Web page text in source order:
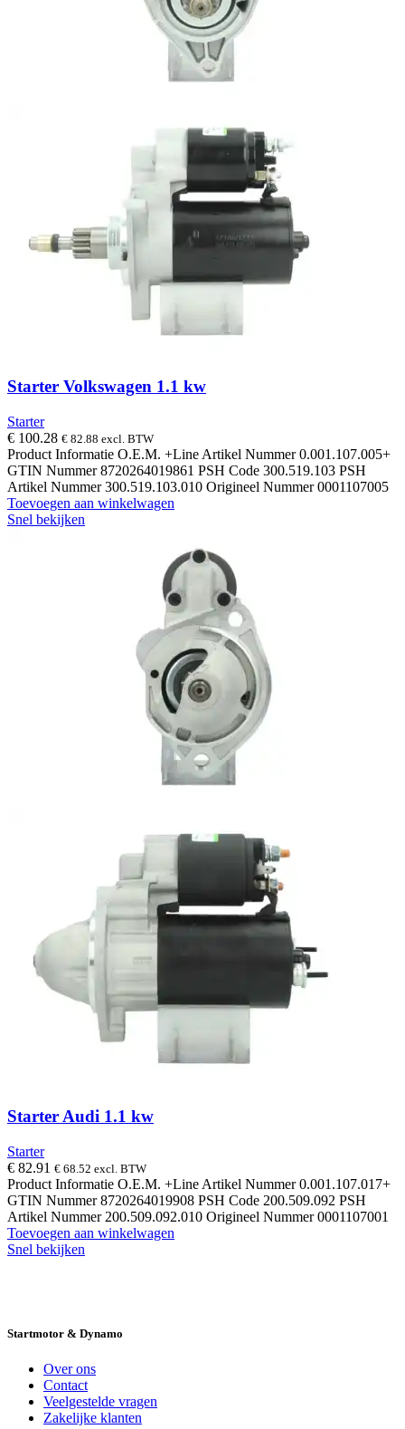
Starter Volkswagen 1.1 kw
Starter
€ 100.28 € 82.88 excl. BTW
Product Informatie O.E.M. +Line Artikel Nummer 0.001.107.005+
GTIN Nummer 8720264019861 PSH Code 300.519.103 PSH
Artikel Nummer 300.519.103.010 Origineel Nummer 0001107005
Toevoegen aan winkelwagen
Snel bekijken
Starter Audi 1.1 kw
Starter
€ 82.91 € 68.52 excl. BTW
Product Informatie O.E.M. +Line Artikel Nummer 0.001.107.017+
GTIN Nummer 8720264019908 PSH Code 200.509.092 PSH
Artikel Nummer 200.509.092.010 Origineel Nummer 0001107001
Toevoegen aan winkelwagen
Snel bekijken
Startmotor & Dynamo
Over ons
Contact
Veelgestelde vragen
Zakelijke klanten